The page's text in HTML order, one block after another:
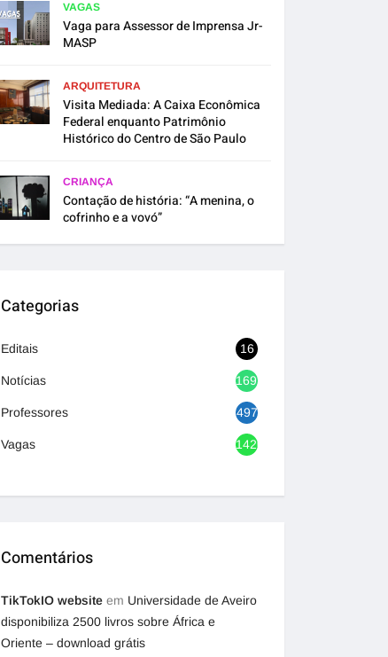
VAGAS
Vaga para Assessor de Imprensa Jr-
MASP
ARQUITETURA
Visita Mediada: A Caixa Econômica
Federal enquanto Patrimônio
Histórico do Centro de São Paulo
CRIANÇA
Contação de história: “A menina, o
cofrinho e a vovó”
Categorias
Editais 16
Notícias 1692
Professores 497
Vagas 1420
Comentários
TikTokIO website em Universidade de Aveiro
disponibiliza 2500 livros sobre África e
Oriente – download grátis